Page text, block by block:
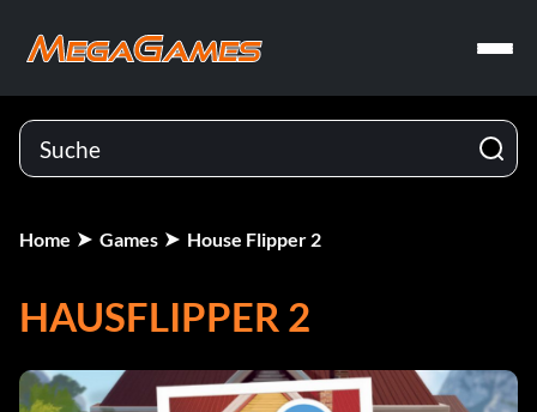
Home Games House Flipper 2
HAUSFLIPPER 2